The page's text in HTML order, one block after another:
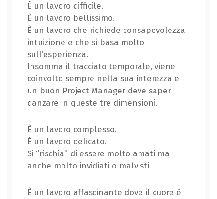
È un lavoro difficile.
È un lavoro bellissimo.
È un lavoro che richiede consapevolezza,
intuizione e che si basa molto
sull’esperienza.
Insomma il tracciato temporale, viene
coinvolto sempre nella sua interezza e
un buon Project Manager deve saper
danzare in queste tre dimensioni.
È un lavoro complesso.
È un lavoro delicato.
Si “rischia” di essere molto amati ma
anche molto invidiati o malvisti.
È un lavoro affascinante dove il cuore è